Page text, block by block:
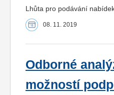
Lhůta pro podávání
08. 11. 2019
Odborné
možností